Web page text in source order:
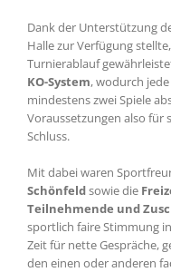
Dank der Unterstützung
Halle zur Verfügung
Turnierablauf
KO-System, wodurch
mindestens zwei Spiele
Voraussetzungen also für
Schluss.
Mit dabei waren
Schönfeldsowie die
Teilnehmende und
sportlich faire Stimmung
Zeit für nette Gespräche,
den einen oder anderen